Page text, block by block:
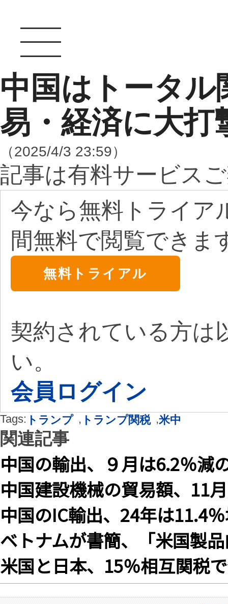
中国はトータル
易・経済に大打
（2025/4/3 23:59）
記事は有料サービス
今なら無料トライア
間無料で閲覧できま
無料トライアル
契約されている方は
い。
会員ログイン
Tags: トランプ , トランプ関税 ,米中
関連記事
中国の輸出、９月は6.2％減
中国建設機械の貿易額、11
中国のIC輸出、24年は11.4
ベトナムが書簡、「米国製
米国と日本、15％相互関税